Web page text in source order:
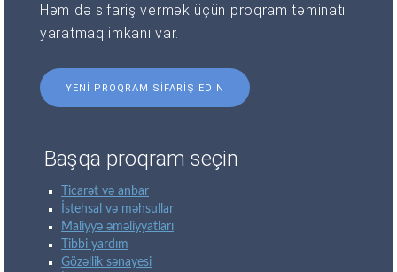
Həm də sifariş vermək üçün proqram təminatı
yaratmaq imkanı var.
YENI PROQRAM SIFARIŞ EDIN
Başqa proqram seçin
Ticarət və anbar
İstehsal və məhsullar
Maliyyə əməliyyatları
Tibbi yardım
Gözəllik sənayesi